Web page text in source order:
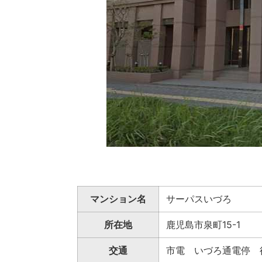
マンション名 サーパスいづろ
所在地 鹿児島市泉町15-1
交通 市電 いづろ通電停